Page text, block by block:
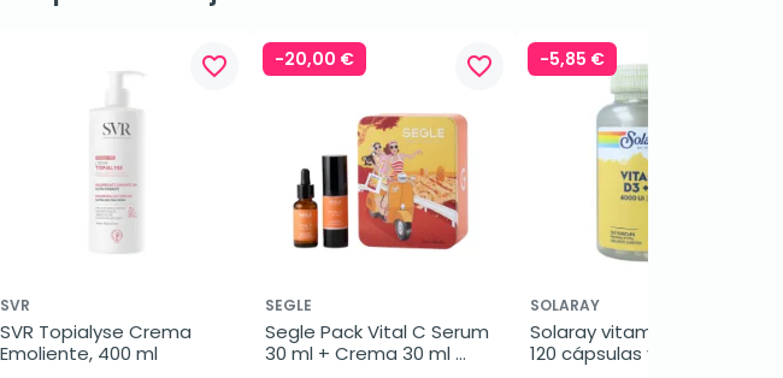
favorite_border
SVR
SVR Topialyse Crema
Emoliente, 400 ml
-20,00 € favorite_border
SEGLE
Segle Pack Vital C Serum
30 ml + Crema 30 ml
-5,85 €
SOLARAY
Solaray vitamina D3 & K2,
120 cápsulas vegetales